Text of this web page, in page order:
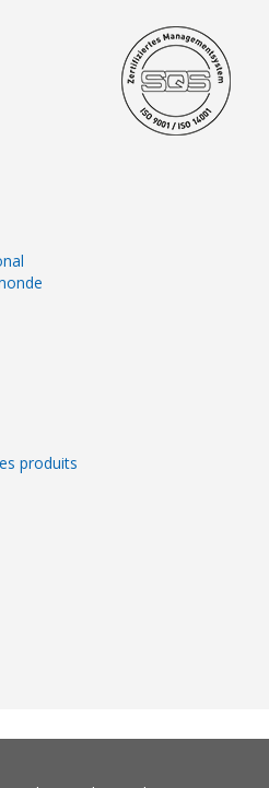
produits